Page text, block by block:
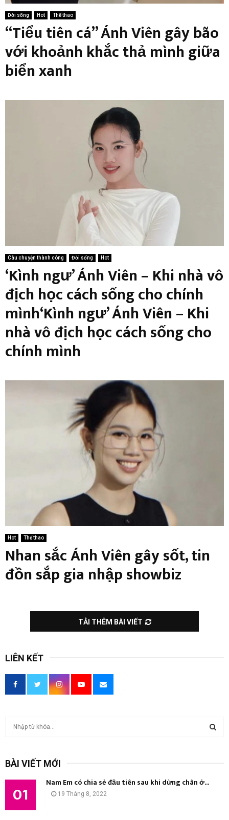
Đời sống Hot Thể thao
“Tiểu tiên cá” Ánh Viên gây bão
với khoảnh khắc thả mình giữa
biển xanh
Câu chuyện thành công Đời sống Hot
‘Kình ngư’ Ánh Viên – Khi nhà vô
địch học cách sống cho chính
mình‘Kình ngư’ Ánh Viên – Khi
nhà vô địch học cách sống cho
chính mình
Hot Thể thao
Nhan sắc Ánh Viên gây sốt, tin
đồn sắp gia nhập showbiz
TẢI THÊM BÀI VIẾT
LIÊN KẾT
BÀI VIẾT MỚI
01 Nam Em có chia sẻ đầu tiên sau khi dừng chân ở...
19 Tháng 8, 2022